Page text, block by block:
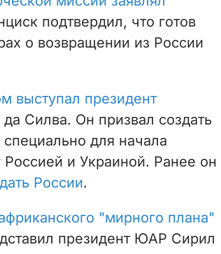
подтвердил, что готов
о возвращении из России
выступал президент
Силва. Он призвал создать
для начала
и Украиной. Ранее он
России.
"мирного плана"
президент ЮАР Сирил